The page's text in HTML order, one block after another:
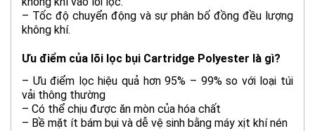
– Tốc độ chuyển động và sự phân bố đồng đều lượng
không khí.
Ưu điểm của lõi lọc bụi Cartridge Polyester là gì?
– Ưu điểm lọc hiệu quả hơn 95% – 99% so với loại túi
vải thông thường
– Có thể chịu được ăn mòn của hóa chất
– Bề mặt ít bám bụi và dễ vệ sinh bằng máy xịt khí nén